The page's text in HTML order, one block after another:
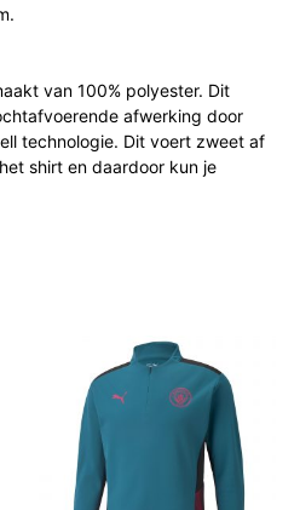
van 100% polyester. Dit
afwerking door
technologie. Dit voert zweet af
shirt en daardoor kun je